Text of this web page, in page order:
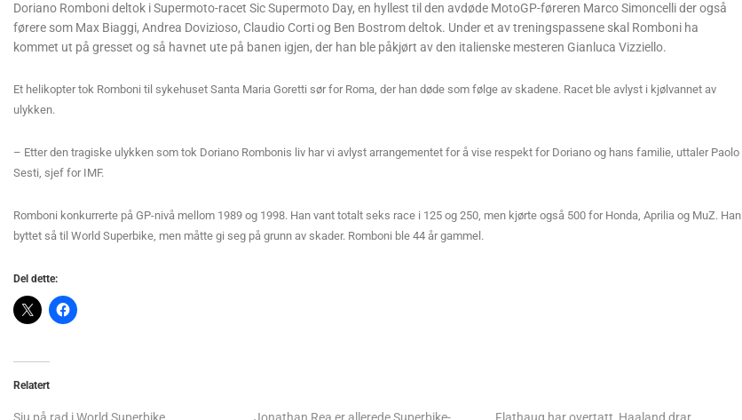
Doriano Romboni deltok i Supermoto-racet Sic Supermoto Day, en hyllest til den avdøde MotoGP-føreren Marco Simoncelli der også
førere som Max Biaggi, Andrea Dovizioso, Claudio Corti og Ben Bostrom deltok. Under et av treningspassene skal Romboni ha
kommet ut på gresset og så havnet ute på banen igjen, der han ble påkjørt av den italienske mesteren Gianluca Vizziello.
Et helikopter tok Romboni til sykehuset Santa Maria Goretti sør for Roma, der han døde som følge av skadene. Racet ble avlyst i kjølvannet av
ulykken.
– Etter den tragiske ulykken som tok Doriano Rombonis liv har vi avlyst arrangementet for å vise respekt for Doriano og hans familie, uttaler Paolo
Sesti, sjef for IMF.
Romboni konkurrerte på GP-nivå mellom 1989 og 1998. Han vant totalt seks race i 125 og 250, men kjørte også 500 for Honda, Aprilia og MuZ. Han
byttet så til World Superbike, men måtte gi seg på grunn av skader. Romboni ble 44 år gammel.
Del dette:
Relatert